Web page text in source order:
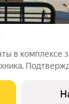
в комплексе
все пошлины